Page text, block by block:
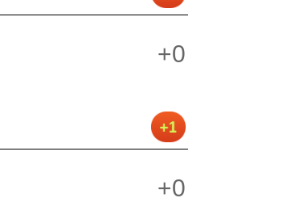
+0
+0